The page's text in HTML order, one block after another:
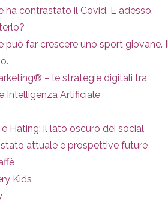
ha contrastato il Covid. E adesso,
può far crescere uno sport giovane.
– le strategie digitali tra
Intelligenza Artificiale
Hating: il lato oscuro dei social
attuale e prospettive future
Kids